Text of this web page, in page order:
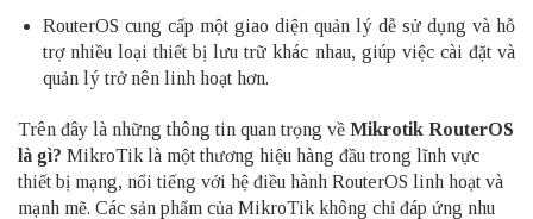
RouterOS cung cấp một giao diện quản lý dễ sử dụng và hỗ
trợ nhiều loại thiết bị lưu trữ khác nhau, giúp việc cài đặt và
quản lý trở nên linh hoạt hơn.
Trên đây là những thông tin quan trọng về Mikrotik RouterOS
là gì? MikroTik là một thương hiệu hàng đầu trong lĩnh vực
thiết bị mạng, nổi tiếng với hệ điều hành RouterOS linh hoạt và
mạnh mẽ. Các sản phẩm của MikroTik không chỉ đáp ứng nhu